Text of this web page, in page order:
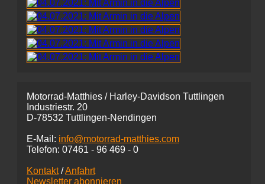
Motorrad-Matthies / Harley-Davidson Tuttlingen
Industriestr. 20
D-78532 Tuttlingen-Nendingen
E-Mail: info@motorrad-matthies.com
Telefon: 07461 - 96 469 - 0
Kontakt/Anfahrt
Newsletter abonnieren